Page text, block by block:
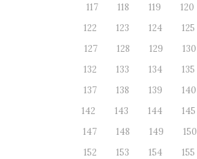
117
118 119 120
122
123 124 125
127
128 129 130
132
133 134 135
137
138 139 140
142
143 144 145
147
148 149 150
152
153 154 155